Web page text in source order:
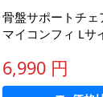
骨盤サポートチ
マイコンフィ Lサ
ィス 人間工学 L-
LIGHTBLUE
6,990 円